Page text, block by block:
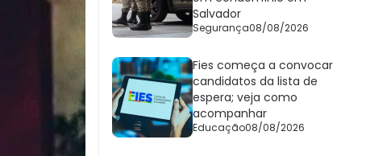
Salvador
Segurança08/08/2026
Fies começa a convocar
candidatos da lista de
espera; veja como
acompanhar
Educação08/08/2026